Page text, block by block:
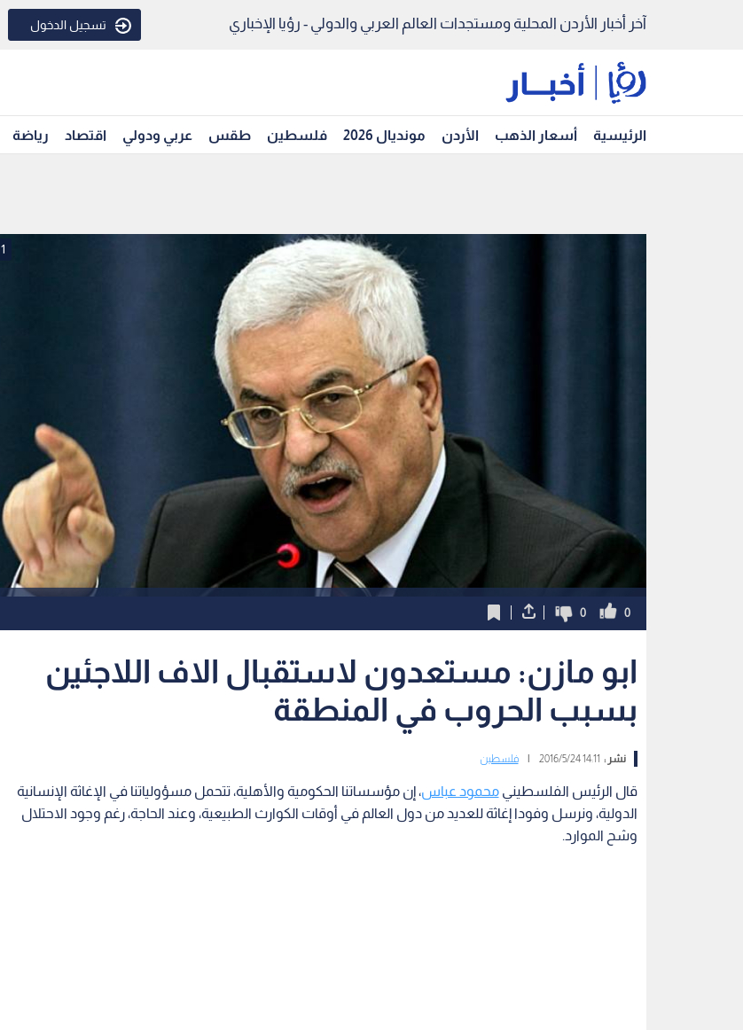
آخر أخبار الأردن المحلية ومستجدات العالم العربي والدولي - رؤيا الإخباري تسجيل الدخول
الرئيسية أسعار الذهب الأردن مونديال 2026 فلسطين طقس عربي ودولي اقتصاد رياضة
1
0
0
ابو مازن: مستعدون لاستقبال الاف اللاجئين
بسبب الحروب في المنطقة
نشر : 14:11 2016/5/24 فلسطين
قال الرئيس الفلسطينيمحمود عباس، إن مؤسساتنا الحكومية والأهلية، تتحمل مسؤولياتنا في الإغاثة الإنسانية
الدولية، ونرسل وفودا إغاثة للعديد من دول العالم في أوقات الكوارث الطبيعية، وعند الحاجة، رغم وجود الاحتلال
وشح الموارد.